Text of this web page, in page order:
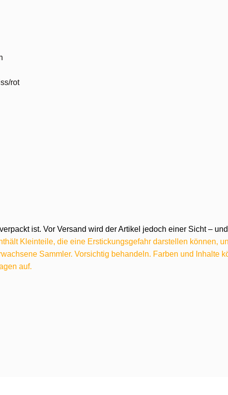
rot
ist. Vor Versand wird der Artikel jedoch einer Sicht –
Kleinteile, die eine Erstickungsgefahr darstellen können,
Sammler. Vorsichtig behandeln. Farben und Inhalte
auf.